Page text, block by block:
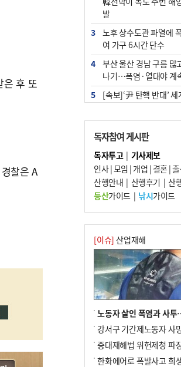
은 후 또
찰은 A
발
3
노후 상수도관 파열에
여 가구 6시간 단수
4
부산 울산 경남 구름 많
나기…폭염·열대야 계
5
[속보]‘尹 탄핵 반대’
군사기밀 유출자 색출 지
7
부산 주유소 휘발유 평
전주보다 3원 ↓
8
[속보] ‘심판 성접대’ 논
과…“현재는 부적절 행
10 "올해 코스피 사이드카
전닉스 ETF 이후 발생"
독자참여 게시판
독자투고| 기사제보
인사|모임 | 개업 | 결혼|
산행안내 | 산행후기 | 산
등산가이드| 낚시가이드
[이슈] 산업재해